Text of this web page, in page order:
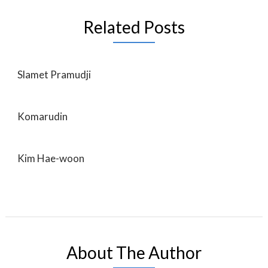
Related Posts
Slamet Pramudji
Komarudin
Kim Hae-woon
About The Author